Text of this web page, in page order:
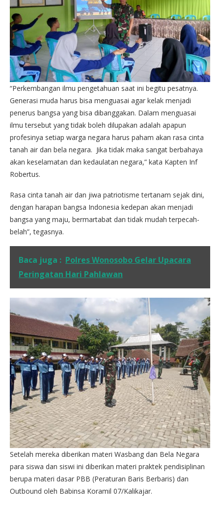
“Perkembangan ilmu pengetahuan saat ini begitu pesatnya.
Generasi muda harus bisa menguasai agar kelak menjadi
penerus bangsa yang bisa dibanggakan. Dalam menguasai
ilmu tersebut yang tidak boleh dilupakan adalah apapun
profesinya setiap warga negara harus paham akan rasa cinta
tanah air dan bela negara. Jika tidak maka sangat berbahaya
akan keselamatan dan kedaulatan negara,” kata Kapten Inf
Robertus.
Rasa cinta tanah air dan jiwa patriotisme tertanam sejak dini,
dengan harapan bangsa Indonesia kedepan akan menjadi
bangsa yang maju, bermartabat dan tidak mudah terpecah-
belah”, tegasnya.
Baca juga : Polres Wonosobo Gelar Upacara
Peringatan Hari Pahlawan
Setelah mereka diberikan materi Wasbang dan Bela Negara
para siswa dan siswi ini diberikan materi praktek pendisiplinan
berupa materi dasar PBB (Peraturan Baris Berbaris) dan
Outbound oleh Babinsa Koramil 07/Kalikajar.